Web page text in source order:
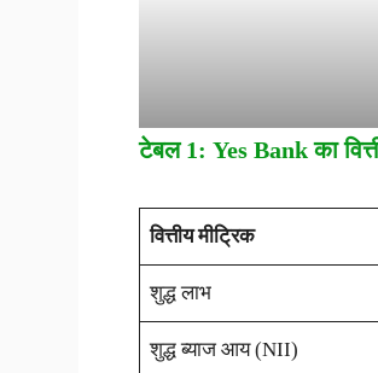
टेबल1: Yes Bankका
वित्तीय मीट्रिक
शुद्ध लाभ
शुद्ध ब्याज आय (NII)